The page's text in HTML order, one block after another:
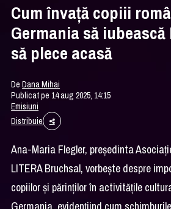
Cum învață copiii
Germania să
să plece acasă
DeDana Mihai
Publicat pe 14 aug 2025, 14:15
Emisiuni
Distribuie
Ana-Maria Flegler, președinta
LITERA Bruchsal, vorbește despre
copiilor și părinților în activitățile